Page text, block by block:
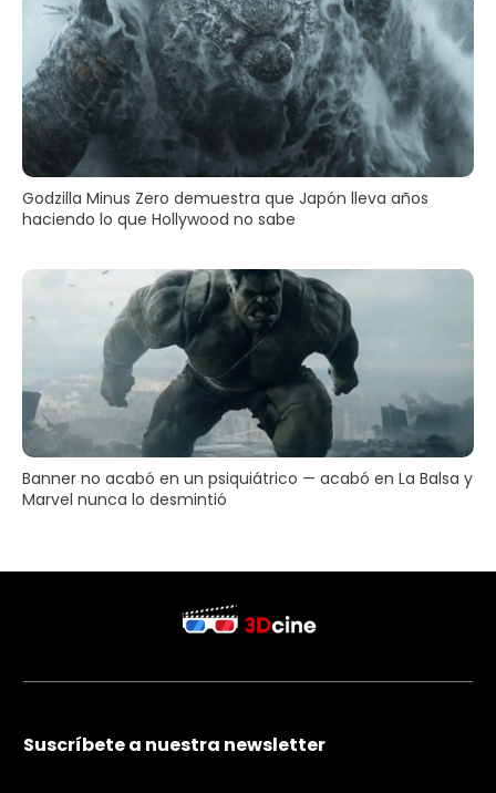
Godzilla Minus Zero demuestra que Japón lleva años
haciendo lo que Hollywood no sabe
Banner no acabó en un psiquiátrico — acabó en La Balsa y
Marvel nunca lo desmintió
Suscríbete a nuestra newsletter